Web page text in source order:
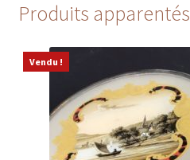
Produits apparentés
Vendu !